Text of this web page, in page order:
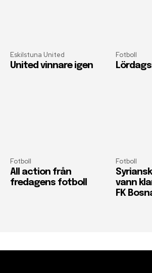
Eskilstuna United
United vinnare igen
Fotboll
Fotboll
All action från
fredagens fotboll
Fotboll
vann
FK